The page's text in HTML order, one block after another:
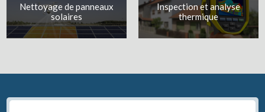
Nettoyage de panneaux
solaires
Inspection et analyse
thermique